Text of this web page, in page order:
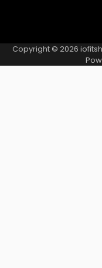
Copyright © 2026